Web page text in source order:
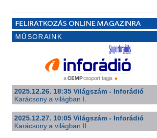
MŰSORAINK
2025.12.26. 18:35 Világszám - Inforádió
Karácsony a világban I.
2025.12.27. 10:05 Világszám - Inforádió
Karácsony a világban II.